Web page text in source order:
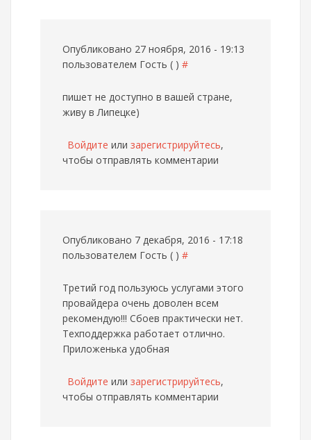
Опубликовано 27 ноября, 2016 - 19:13
пользователем Гость ( ) #
пишет не доступно в вашей стране,
живу в Липецке)
Войдите или зарегистрируйтесь,
чтобы отправлять комментарии
Опубликовано 7 декабря, 2016 - 17:18
пользователем Гость ( ) #
Третий год пользуюсь услугами этого
провайдера очень доволен всем
рекомендую!!! Сбоев практически нет.
Техподдержка работает отлично.
Приложенька удобная
Войдите или зарегистрируйтесь,
чтобы отправлять комментарии